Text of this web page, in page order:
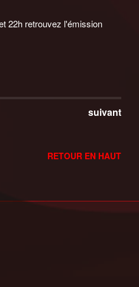
22h retrouvez l'émission
suivant
RETOUR EN HAUT